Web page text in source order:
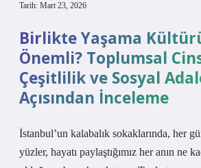
Tarih: Mart 23, 2026
Birlikte Yaşama
Önemli? Toplumsal
Çeşitlilik ve Sosyal
Açısından İnceleme
İstanbul’un kalabalık sokaklarında, her
yüzler, hayatı paylaştığımız her anın ne